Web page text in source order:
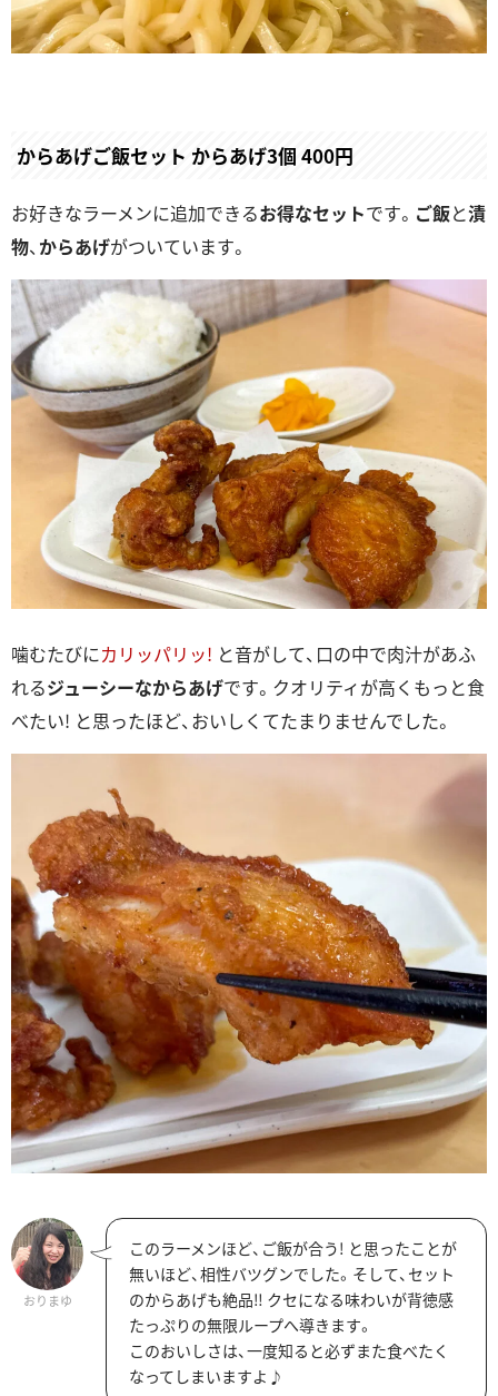
からあげご飯セット からあげ3個 400円
お好きなラーメンに追加できるお得なセットです。 ご飯と漬
物、 からあげがついています。
噛むたびにカリッパリッ! と音がして、口の中で肉汁があふ
れるジューシーなからあげです。クオリティが高くもっと食
べたい! と思ったほど、おいしくてたまりませんでした。
おりまゆ
このラーメンほど、ご飯が合う! と思ったことが
無いほど、相性バツグンでした。そして、セット
のからあげも絶品‼ クセになる味わいが背徳感
たっぷりの無限ループへ導きます。
このおいしさは、一度知ると必ずまた食べたく
なってしまいますよ♪